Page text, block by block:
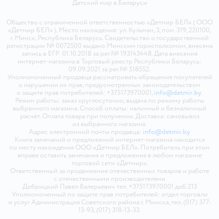
Детский мир в Беларуси
Общество с ограниченной ответственностью «Детмир БЕЛ» ( ООО
«Детмир БЕЛ» ). Место нахождения: ул. Кульман, 3, пом. 319, 220100,
г. Минск, Республика Беларусь. Свидетельство о государственной
регистрации № 0072500 выдано Минским горисполкомом, внесена
запись в ЕГР 01.10.2018 за рег.№ 193143448. Дата внесения
интернет-магазина в Торговый реестр Республики Беларусь:
09.09.2021 за рег.№ 518552.
Уполномоченный продавца рассматривать обращения покупателей
о нарушении их прав, предусмотренных законодательством
о защите прав потребителей: +375173970001, info@detmir.by.
Режим работы: заказ круглосуточно, выдача по режиму работы
выбранного магазина. Способ оплаты: наличный и безналичный
расчёт. Оплата товара при получении. Доставка: самовывоз
из выбранного магазина.
Адрес электронной почты продавца: info@detmir.by
Книга замечаний и предложений интернет-магазина находится
по месту нахождения ООО «Детмир БЕЛ». Потребитель при этом
вправе оставить замечания и предложения в любом магазине
торговой сети «Детмир».
Ответственный за продвижение отечественных товаров и работе
с отечественными производителями
Добрицкий Павел Валерьевич тел. +375173970001 доб.213
Уполномоченный по защите прав потребителей: отдел торговли
и услуг Администрация Советского района г. Минска, тел. (017) 377-
13-93, (017) 318-13-33.